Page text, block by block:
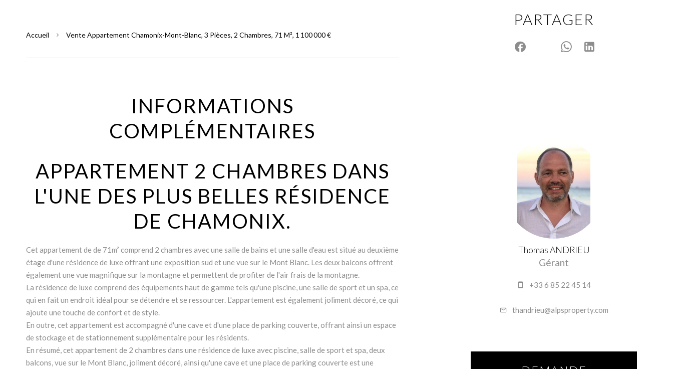
Accueil Vente Appartement Chamonix-Mont-Blanc, 3 Pièces, 2 Chambres, 71 M², 1 100 000 €
INFORMATIONS
COMPLÉMENTAIRES
APPARTEMENT 2 CHAMBRES DANS
L'UNE DES PLUS BELLES RÉSIDENCE
DE CHAMONIX.
Cet appartement de de 71m² comprend 2 chambres avec une salle de bains et une salle d'eau est situé au deuxième
étage d'une résidence de luxe offrant une exposition sud et une vue sur le Mont Blanc. Les deux balcons offrent
également une vue magnifique sur la montagne et permettent de profiter de l'air frais de la montagne.
La résidence de luxe comprend des équipements haut de gamme tels qu'une piscine, une salle de sport et un spa, ce
qui en fait un endroit idéal pour se détendre et se ressourcer. L'appartement est également joliment décoré, ce qui
ajoute une touche de confort et de style.
En outre, cet appartement est accompagné d'une cave et d'une place de parking couverte, offrant ainsi un espace
de stockage et de stationnement supplémentaire pour les résidents.
En résumé, cet appartement de 2 chambres dans une résidence de luxe avec piscine, salle de sport et spa, deux
balcons, vue sur le Mont Blanc, joliment décoré, ainsi qu'une cave et une place de parking couverte est une
PARTAGER
Thomas ANDRIEU
Gérant
+33 6 85 22 45 14
thandrieu@alpsproperty.com